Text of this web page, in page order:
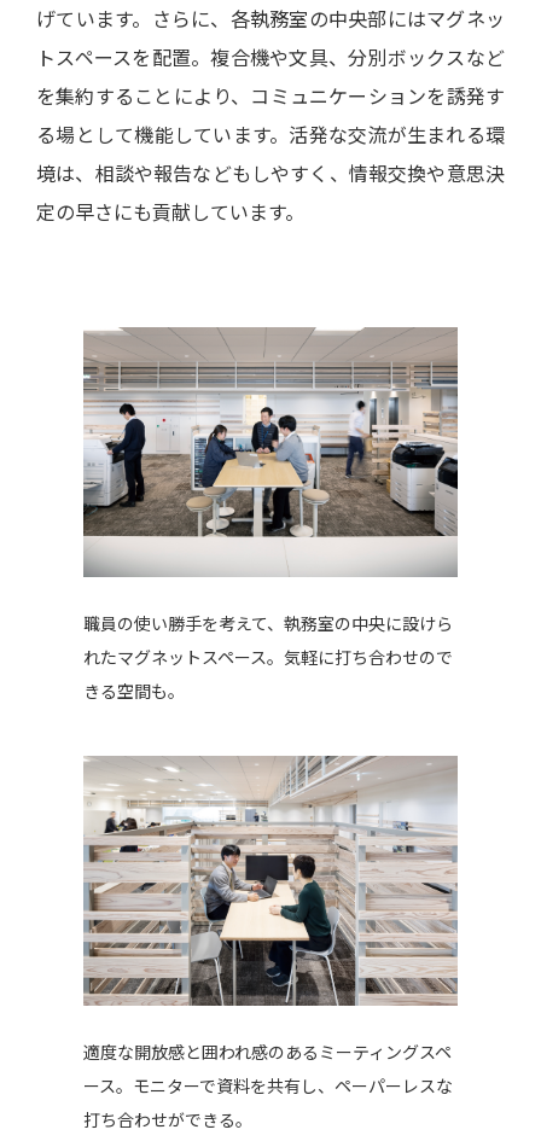
げています。さらに、各執務室の中央部にはマグネッ
トスペースを配置。複合機や文具、分別ボックスなど
を集約することにより、コミュニケーションを誘発す
る場として機能しています。活発な交流が生まれる環
境は、相談や報告などもしやすく、情報交換や意思決
定の早さにも貢献しています。
職員の使い勝手を考えて、執務室の中央に設けら
れたマグネットスペース。気軽に打ち合わせので
きる空間も。
適度な開放感と囲われ感のあるミーティングスペ
ース。モニターで資料を共有し、ペーパーレスな
打ち合わせができる。